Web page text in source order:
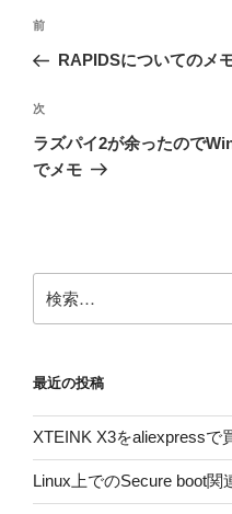
投
ナ
ビ
ゲ
ー
前
の
稿
前
RAPIDSについてのメ
次
の
投
次
ラズパイ2が余ったので
でメモ
索:
最近の投稿
XTEINK X3をaliexpressで
Linux上でのSecure boot関